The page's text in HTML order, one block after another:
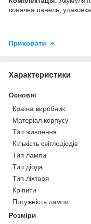
cонячна панель; упаковка
Приховати
Характеристики
Основні
Країна виробник
Матеріал корпусу
Тип живлення
Кількість світлодіодів
Тип лампи
Тип діода
Тип ліхтаря
Кріпити
Потужність лампи
Розміри